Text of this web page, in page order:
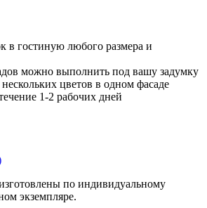
в гостиную любого размера и
можно выполнить под вашу задумку
цветов в одном фасаде
1-2 рабочих дней
по индивидуальному
экземпляре.